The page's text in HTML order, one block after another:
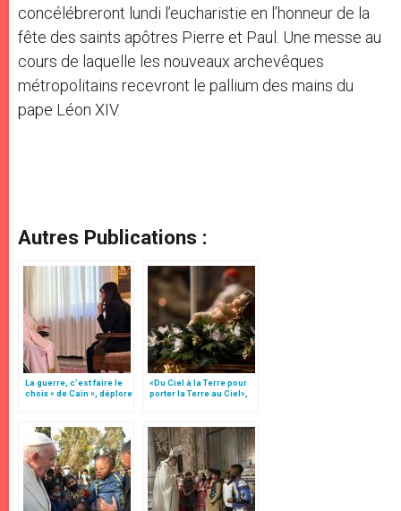
concélébreront lundi l’eucharistie en l’honneur de la
fête des saints apôtres Pierre et Paul. Une messe au
cours de laquelle les nouveaux archevêques
métropolitains recevront le pallium des mains du
pape Léon XIV.
Autres Publications :
La guerre, c’est faire le
choix « de Caïn », déplore
«Du Ciel à la Terre pour
porter la Terre au Ciel»,